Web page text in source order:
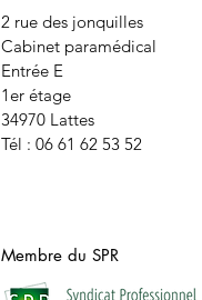
2 rue des jonquilles
Cabinet paramédical
Entrée E
1er étage
34970 Lattes
Tél : 06 61 62 53 52
Membre du SPR